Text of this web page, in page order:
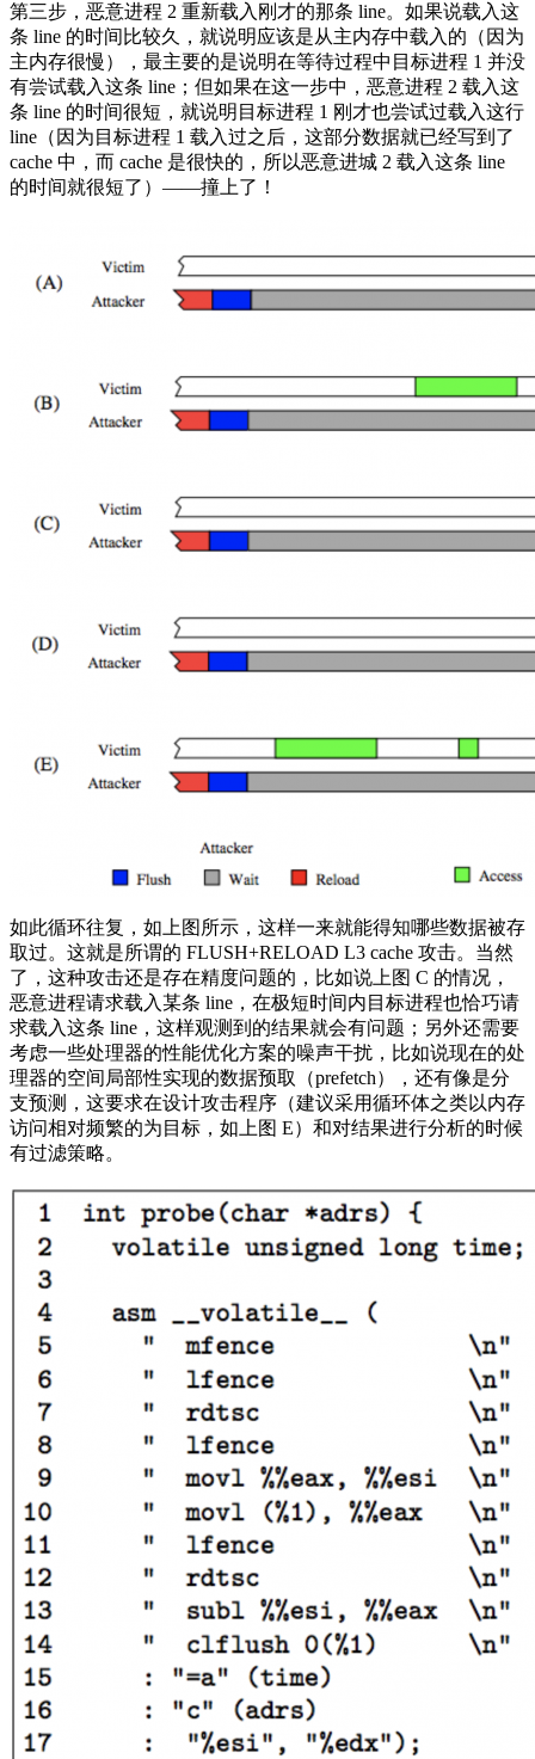
第三步，恶意进程 2 重新载入刚才的那条 line。如果说载入这
条 line 的时间比较久，就说明应该是从主内存中载入的（因为
主内存很慢），最主要的是说明在等待过程中目标进程 1 并没
有尝试载入这条 line；但如果在这一步中，恶意进程 2 载入这
条 line 的时间很短，就说明目标进程 1 刚才也尝试过载入这行
line（因为目标进程 1 载入过之后，这部分数据就已经写到了
cache 中，而 cache 是很快的，所以恶意进城 2 载入这条 line
的时间就很短了）——撞上了！
如此循环往复，如上图所示，这样一来就能得知哪些数据被存
取过。这就是所谓的 FLUSH+RELOAD L3 cache 攻击。当然
了，这种攻击还是存在精度问题的，比如说上图 C 的情况，
恶意进程请求载入某条 line，在极短时间内目标进程也恰巧请
求载入这条 line，这样观测到的结果就会有问题；另外还需要
考虑一些处理器的性能优化方案的噪声干扰，比如说现在的处
理器的空间局部性实现的数据预取（prefetch），还有像是分
支预测，这要求在设计攻击程序（建议采用循环体之类以内存
访问相对频繁的为目标，如上图 E）和对结果进行分析的时候
有过滤策略。